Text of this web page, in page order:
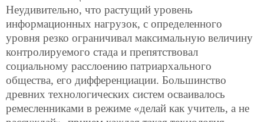
Неудивительно, что растущий уровень
информационных нагрузок, с определенного
уровня резко ограничивал максимальную величину
контролируемого стада и препятствовал
социальному расслоению патриархального
общества, его дифференциации. Большинство
древних технологических систем осваивалось
ремесленниками в режиме «делай как учитель, а не